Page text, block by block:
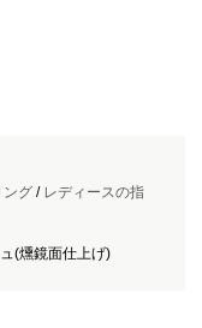
ング/ レディースの指
(燻鏡面仕上げ)